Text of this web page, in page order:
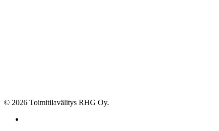
© 2026 Toimitilavälitys RHG Oy.